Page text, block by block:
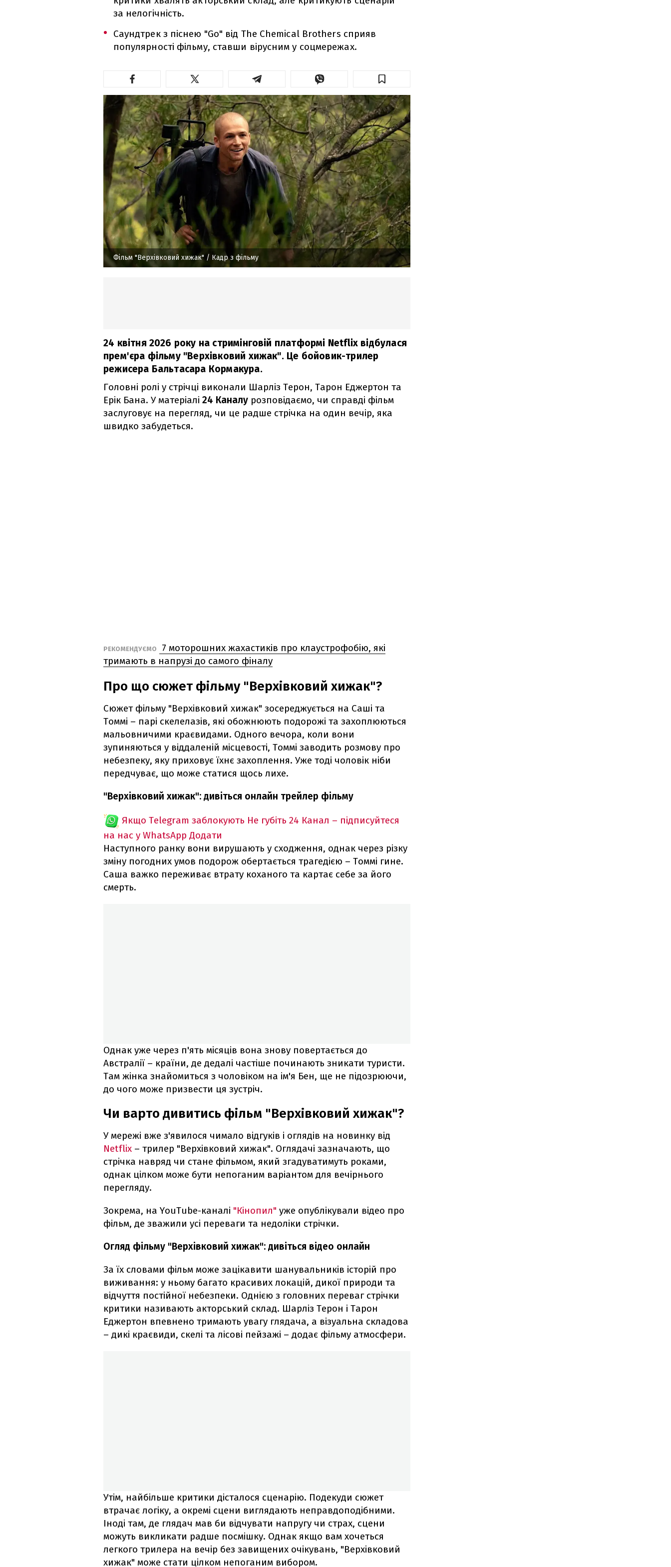
за нелогічність.
Саундтрек з піснею "Go" від The Chemical Brothers сприяв
популярності фільму, ставши вірусним у соцмережах.
Фільм "Верхівковий хижак" / Кадр з фільму
24 квітня 2026 року на стримінговій платформі Netflix відбулася
прем'єра фільму "Верхівковий хижак". Це бойовик-трилер
режисера Бальтасара Кормакура.
Головні ролі у стрічці виконали Шарліз Терон, Тарон Еджертон та
Ерік Бана. У матеріалі 24 Каналу розповідаємо, чи справді фільм
заслуговує на перегляд, чи це радше стрічка на один вечір, яка
швидко забудеться.
РЕКОМЕНДУЄМО
7 моторошних жахастиків про клаустрофобію, які
тримають в напрузі до самого фіналу
Про що сюжет фільму "Верхівковий хижак"?
Сюжет фільму "Верхівковий хижак" зосереджується на Саші та
Томмі – парі скелелазів, які обожнюють подорожі та захоплюються
мальовничими краєвидами. Одного вечора, коли вони
зупиняються у віддаленій місцевості, Томмі заводить розмову про
небезпеку, яку приховує їхнє захоплення. Уже тоді чоловік ніби
передчуває, що може статися щось лихе.
"Верхівковий хижак": дивіться онлайн трейлер фільму
Якщо Telegram заблокують Не губіть 24 Канал – підписуйтеся
на нас у WhatsApp Додати
Наступного ранку вони вирушають у сходження, однак через різку
зміну погодних умов подорож обертається трагедією – Томмі гине.
Саша важко переживає втрату коханого та картає себе за його
смерть.
Однак уже через п'ять місяців вона знову повертається до
Австралії – країни, де дедалі частіше починають зникати туристи.
Там жінка знайомиться з чоловіком на ім'я Бен, ще не підозрюючи,
до чого може призвести ця зустріч.
Чи варто дивитись фільм "Верхівковий хижак"?
У мережі вже з'явилося чимало відгуків і оглядів на новинку від
Netflix – трилер "Верхівковий хижак". Оглядачі зазначають, що
стрічка навряд чи стане фільмом, який згадуватимуть роками,
однак цілком може бути непоганим варіантом для вечірнього
перегляду.
Зокрема, на YouTube-каналі "Кінопил" уже опублікували відео про
фільм, де зважили усі переваги та недоліки стрічки.
Огляд фільму "Верхівковий хижак": дивіться відео онлайн
За їх словами фільм може зацікавити шанувальників історій про
виживання: у ньому багато красивих локацій, дикої природи та
відчуття постійної небезпеки. Однією з головних переваг стрічки
критики називають акторський склад. Шарліз Терон і Тарон
Еджертон впевнено тримають увагу глядача, а візуальна складова
– дикі краєвиди, скелі та лісові пейзажі – додає фільму атмосфери.
Утім, найбільше критики дісталося сценарію. Подекуди сюжет
втрачає логіку, а окремі сцени виглядають неправдоподібними.
Іноді там, де глядач мав би відчувати напругу чи страх, сцени
можуть викликати радше посмішку. Однак якщо вам хочеться
легкого трилера на вечір без завищених очікувань, "Верхівковий
хижак" може стати цілком непоганим вибором.